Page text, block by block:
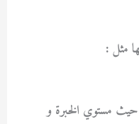
مثل :
حيث مستوي الخبرة و